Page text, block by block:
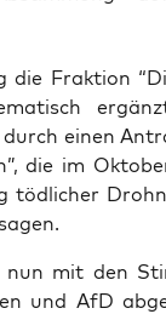
die Frak­ti­on
einen
die im
töd­li­cher
nun mit den
und AfD